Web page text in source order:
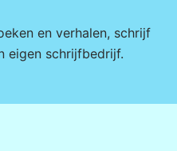
en verhalen, schrijf
eigen schrijfbedrijf.